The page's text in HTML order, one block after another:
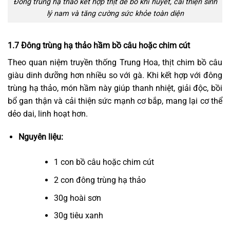
lý nam và tăng cường sức khỏe toàn diện
1.7 Đông trùng hạ thảo hầm bồ câu hoặc chim cút
Theo quan niệm truyền thống Trung Hoa, thịt chim bồ câu
giàu dinh dưỡng hơn nhiều so với gà. Khi kết hợp với đông
trùng hạ thảo, món hầm này giúp thanh nhiệt, giải độc, bồi
bổ gan thận và cải thiện sức mạnh cơ bắp, mang lại cơ thể
dẻo dai, linh hoạt hơn.
Nguyên liệu:
1 con bồ câu hoặc chim cút
2 con đông trùng hạ thảo
30g hoài sơn
30g tiêu xanh